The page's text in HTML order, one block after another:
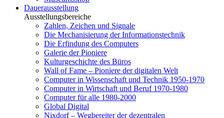
Dauerausstellung
Ausstellungsbereiche
Zahlen, Zeichen und Signale
Die Mechanisierung der Informationstechnik
Die Erfindung des Computers
Galerie der Pioniere
Kulturgeschichte des Büros
Wall of Fame – Pioniere der digitalen Welt
Computer in Wissenschaft und Technik 1950-1970
Computer in Wirtschaft und Beruf 1970-1980
Computer für alle 1980-2000
Global Digital
Nixdorf – Wegbereiter der dezentralen